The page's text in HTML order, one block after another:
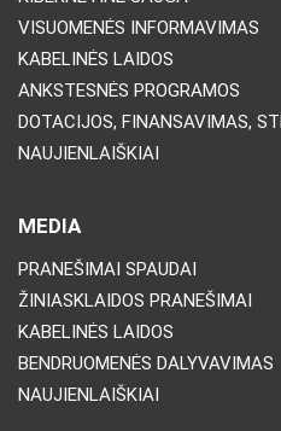
VISUOMENĖS INFORMAVIMAS
KABELINĖS LAIDOS
ANKSTESNĖS PROGRAMOS
DOTACIJOS, FINANSAVIMAS,
NAUJIENLAIŠKIAI
MEDIA
PRANEŠIMAI SPAUDAI
ŽINIASKLAIDOS PRANEŠIMAI
KABELINĖS LAIDOS
BENDRUOMENĖS DALYVAVIMAS
NAUJIENLAIŠKIAI